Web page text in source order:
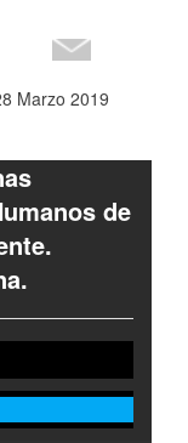
Marzo 2019
de